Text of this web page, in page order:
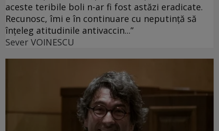
aceste teribile boli n-ar fi fost astăzi eradicate.
Recunosc, îmi e în continuare cu neputință să
înțeleg atitudinile antivaccin...”
Sever VOINESCU